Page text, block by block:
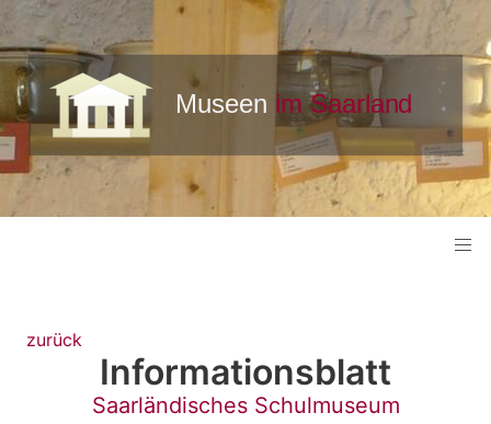
zurück
Informationsblatt
Saarländisches Schulmuseum